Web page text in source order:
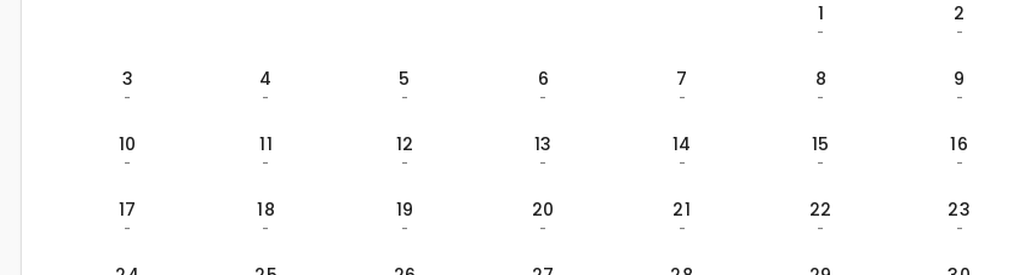
1
-
2
-
3
-
4
-
5
-
6
-
7
-
8
-
9
-
10
-
11
-
12
-
13
-
14
-
15
-
16
-
17
-
18
-
19
-
20
-
21
-
22
-
23
-